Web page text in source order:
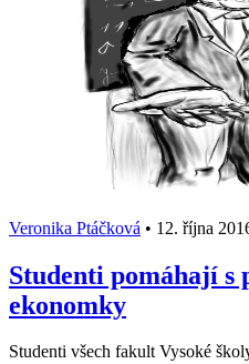
Veronika Ptáčková • 12. října
Studenti pomáhají s
ekonomky
Studenti všech fakult Vysoké